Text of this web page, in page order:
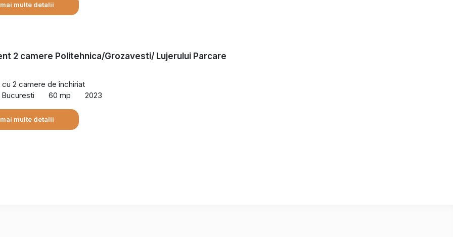
multe detalii
2 camere Politehnica/Grozavesti/ Lujerului Parcare
2 camere de închiriat
60 mp 2023
multe detalii